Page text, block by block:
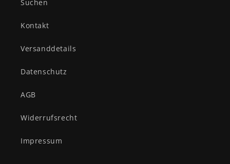
Suchen
Kontakt
Versanddetails
Datenschutz
AGB
Widerrufsrecht
Impressum